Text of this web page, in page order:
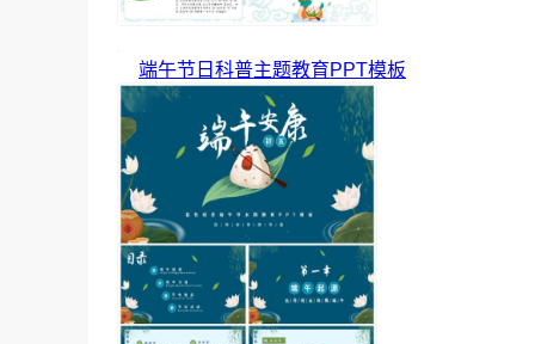
端午节日科普主题教育PPT模板